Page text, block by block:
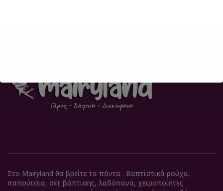
Στο Mairyland θα βρείτε τα πάντα . Βαπτιστικά ρούχα,
παπούτσια, σετ βάπτισης, λαδόπανα, χειροποίητες